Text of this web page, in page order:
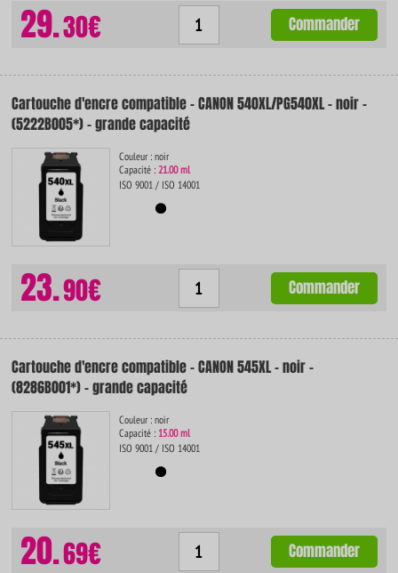
29.30€ Commander
Cartouche d'encre compatible - CANON 540XL/PG540XL - noir -
(5222B005*) - grande capacité
Couleur : noir
Capacité :21.00 ml
ISO 9001 / ISO 14001
23.90€ Commander
Cartouche d'encre compatible - CANON 545XL - noir -
(8286B001*) - grande capacité
Couleur : noir
Capacité : 15.00 ml
ISO 9001 / ISO 14001
20.69€ Commander